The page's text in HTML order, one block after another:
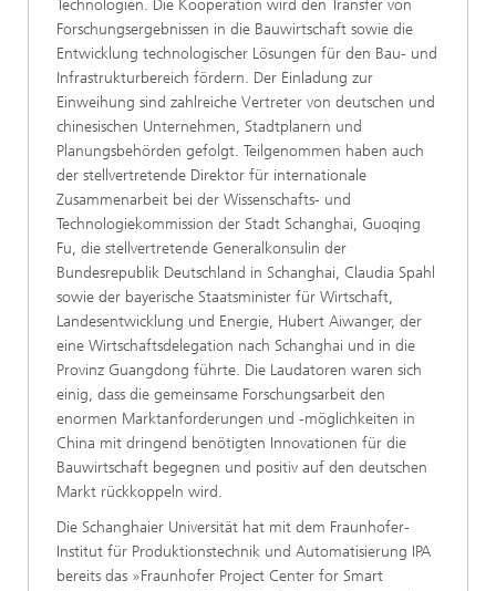
Technologien. Die Kooperation wird den Transfer von
Forschungsergebnissen in die Bauwirtschaft sowie die
Entwicklung technologischer Lösungen für den Bau- und
Infrastrukturbereich fördern. Der Einladung zur
Einweihung sind zahlreiche Vertreter von deutschen und
chinesischen Unternehmen, Stadtplanern und
Planungsbehörden gefolgt. Teilgenommen haben auch
der stellvertretende Direktor für internationale
Zusammenarbeit bei der Wissenschafts- und
Technologiekommission der Stadt Schanghai, Guoqing
Fu, die stellvertretende Generalkonsulin der
Bundesrepublik Deutschland in Schanghai, Claudia Spahl
sowie der bayerische Staatsminister für Wirtschaft,
Landesentwicklung und Energie, Hubert Aiwanger, der
eine Wirtschaftsdelegation nach Schanghai und in die
Provinz Guangdong führte. Die Laudatoren waren sich
einig, dass die gemeinsame Forschungsarbeit den
enormen Marktanforderungen und -möglichkeiten in
China mit dringend benötigten Innovationen für die
Bauwirtschaft begegnen und positiv auf den deutschen
Markt rückkoppeln wird.
Die Schanghaier Universität hat mit dem Fraunhofer-
Institut für Produktionstechnik und Automatisierung IPA
bereits das »Fraunhofer Project Center for Smart